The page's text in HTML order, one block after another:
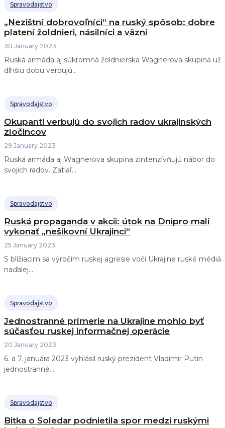
Spravodajstvo
„Nezištní dobrovoľníci“ na ruský spôsob: dobre
platení žoldnieri, násilníci a väzni
30 January 2023
Ruská armáda aj súkromná žoldnierska Wagnerova skupina už
dlhšiu dobu verbujú...
Spravodajstvo
Okupanti verbujú do svojich radov ukrajinských
zločincov
29 January 2023
Ruská armáda aj Wagnerova skupina zintenzívňujú nábor do
svojich radov. Zatiaľ...
Spravodajstvo
Ruská propaganda v akcii: útok na Dnipro mali
vykonať „nešikovní Ukrajinci“
25 January 2023
S blížiacim sa výročím ruskej agresie voči Ukrajine ruské médiá
naďalej...
Spravodajstvo
Jednostranné prímerie na Ukrajine mohlo byť
súčasťou ruskej informačnej operácie
20 January 2023
6. a 7. januára 2023 vyhlásil ruský prezident Vladimir Putin
jednostranné...
Spravodajstvo
Bitka o Soledar podnietila spor medzi ruskými